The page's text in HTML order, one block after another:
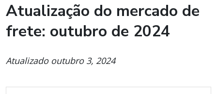
Atualização do mercado de
frete: outubro de 2024
Atualizado outubro 3, 2024